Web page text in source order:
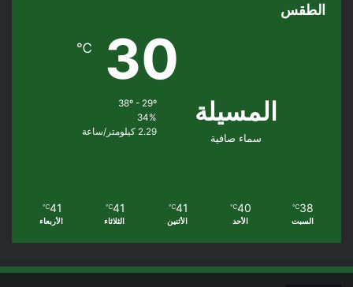
الطقس
المسيلة
سماء صافية
30
℃
38º - 29º
34%
2.29 كيلومتر/ساعة
38
℃
السبت
40
℃
الأحد
41
℃
الأثنين
41
℃
الثلاثاء
41
℃
الأربعاء